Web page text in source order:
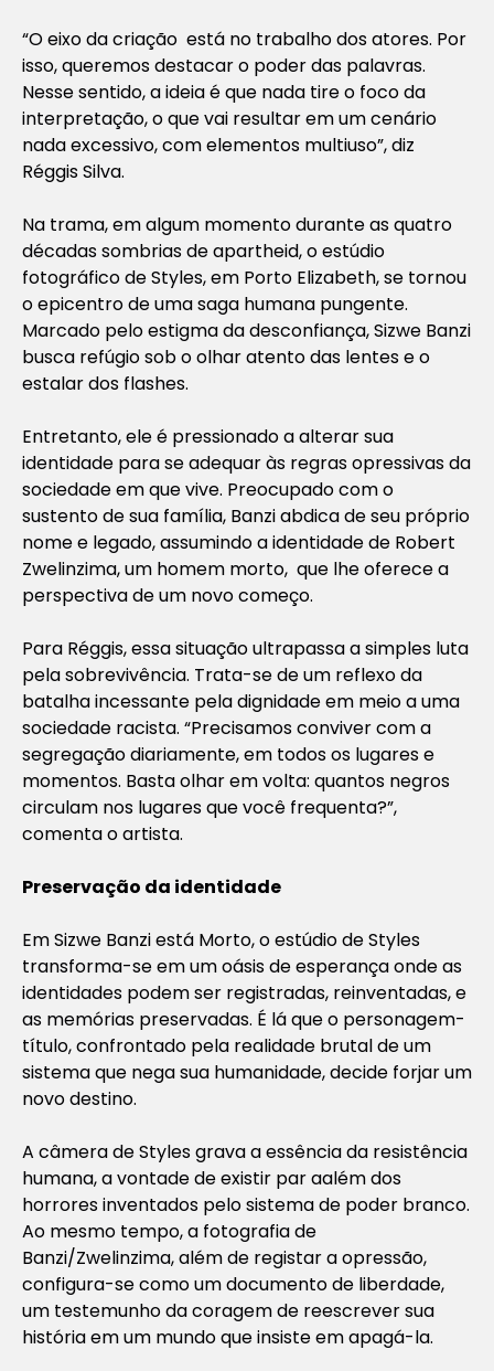
“O eixo da criação está no trabalho dos atores. Por
isso, queremos destacar o poder das palavras.
Nesse sentido, a ideia é que nada tire o foco da
interpretação, o que vai resultar em um cenário
nada excessivo, com elementos multiuso”, diz
Réggis Silva.
Na trama, em algum momento durante as quatro
décadas sombrias de apartheid, o estúdio
fotográfico de Styles, em Porto Elizabeth, se tornou
o epicentro de uma saga humana pungente.
Marcado pelo estigma da desconfiança, Sizwe Banzi
busca refúgio sob o olhar atento das lentes e o
estalar dos flashes.
Entretanto, ele é pressionado a alterar sua
identidade para se adequar às regras opressivas da
sociedade em que vive. Preocupado com o
sustento de sua família, Banzi abdica de seu próprio
nome e legado, assumindo a identidade de Robert
Zwelinzima, um homem morto, que lhe oferece a
perspectiva de um novo começo.
Para Réggis, essa situação ultrapassa a simples luta
pela sobrevivência. Trata-se de um reflexo da
batalha incessante pela dignidade em meio a uma
sociedade racista. “Precisamos conviver com a
segregação diariamente, em todos os lugares e
momentos. Basta olhar em volta: quantos negros
circulam nos lugares que você frequenta?”,
comenta o artista.
Preservação da identidade
EmSizwe Banzi está Morto, o estúdio de Styles
transforma-se em um oásis de esperança onde as
identidades podem ser registradas, reinventadas, e
as memórias preservadas. É lá que o personagem-
título, confrontado pela realidade brutal de um
sistema que nega sua humanidade, decide forjar um
novo destino.
A câmera de Styles grava a essência da resistência
humana, a vontade de existir par aalém dos
horrores inventados pelo sistema de poder branco.
Ao mesmo tempo, a fotografia de
Banzi/Zwelinzima, além de registar a opressão,
configura-se como um documento de liberdade,
um testemunho da coragem de reescrever sua
história em um mundo que insiste em apagá-la.